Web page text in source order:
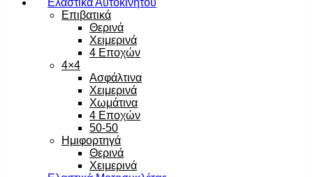
Επιβατικά
Θερινά
Χειμερινά
4 Εποχών
4×4
Ασφάλτινα
Χειμερινά
Χωμάτινα
4 Εποχών
50-50
Ημιφορτηγά
Θερινά
Χειμερινά